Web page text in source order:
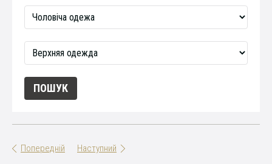
Попередній Наступний